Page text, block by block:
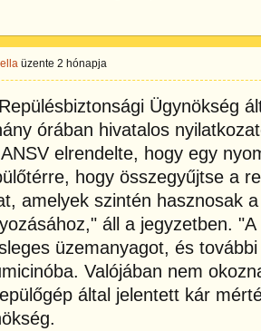
üzente 2 hónapja
Ügynökség
órában hivatalos
elrendelte, hogy egy
hogy összegyűjtse a
amelyek szintén hasznosak
áll a jegyzetben.
üzemanyagot, és
Valójában nem
által jelentett kár